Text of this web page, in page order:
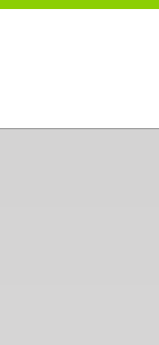
Direkt zum Inhalt